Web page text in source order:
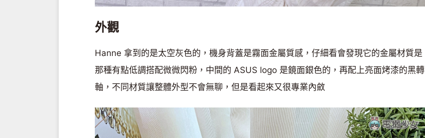
外觀
Hanne 拿到的是太空灰色的，機身背蓋是霧面金屬質感，仔細看會發現它的金屬材質是
那種有點低調搭配微微閃粉，中間的 ASUS logo 是鏡面銀色的，再配上亮面烤漆的黑轉
軸，不同材質讓整體外型不會無聊，但是看起來又很專業內斂